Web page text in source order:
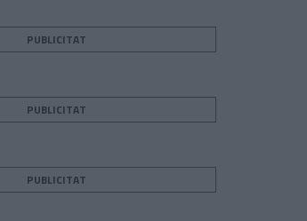
PUBLICITAT
PUBLICITAT
PUBLICITAT